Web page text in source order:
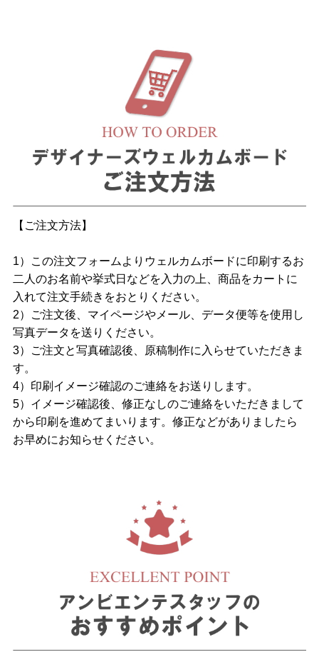
【ご注文方法】
1）この注文フォームよりウェルカムボードに印刷するお
二人のお名前や挙式日などを入力の上、商品をカートに
入れて注文手続きをおとりください。
2）ご注文後、マイページやメール、データ便等を使用し
写真データを送りください。
3）ご注文と写真確認後、原稿制作に入らせていただきま
す。
4）印刷イメージ確認のご連絡をお送りします。
5）イメージ確認後、修正なしのご連絡をいただきまして
から印刷を進めてまいります。修正などがありましたら
お早めにお知らせください。